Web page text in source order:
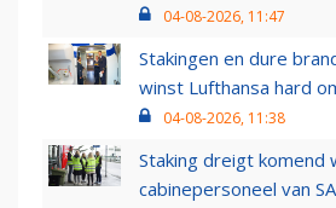
04-08-2026, 11:47
Stakingen en dure
winst Lufthansa hard
04-08-2026, 11:38
Staking dreigt komend
cabinepersoneel van